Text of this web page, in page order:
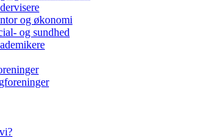
og økonomi
og sundhed